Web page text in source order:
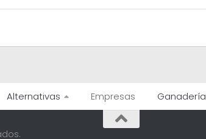
Alternativas Empresas Ganadería